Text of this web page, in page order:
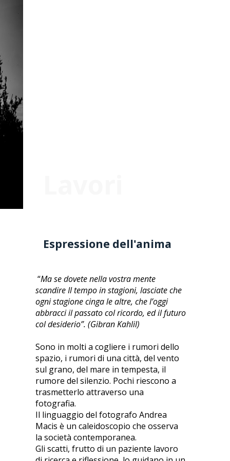
Espressione dell'anima
“Ma se dovete nella vostra mente
scandire Il tempo in stagioni, lasciate che
ogni stagione cinga le altre, che l’oggi
abbracci il passato col ricordo, ed il futuro
col desiderio”. (Gibran Kahlil)
Sono in molti a cogliere i rumori dello
spazio, i rumori di una città, del vento
sul grano, del mare in tempesta, il
rumore del silenzio. Pochi riescono a
trasmetterlo attraverso una
fotografia.
Il linguaggio del fotografo Andrea
Macis è un caleidoscopio che osserva
la società contemporanea.
Gli scatti, frutto di un paziente lavoro